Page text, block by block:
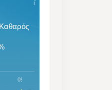
Καθαρός
09:00